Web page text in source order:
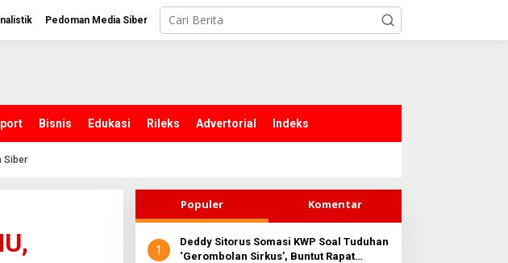
Pedoman Media Siber
Bisnis Edukasi Rileks Advertorial Indeks
Siber
Populer Komentar
1
Deddy Sitorus Somasi KWP Soal Tuduhan
‘Gerombolan Sirkus’, Buntut Rapat